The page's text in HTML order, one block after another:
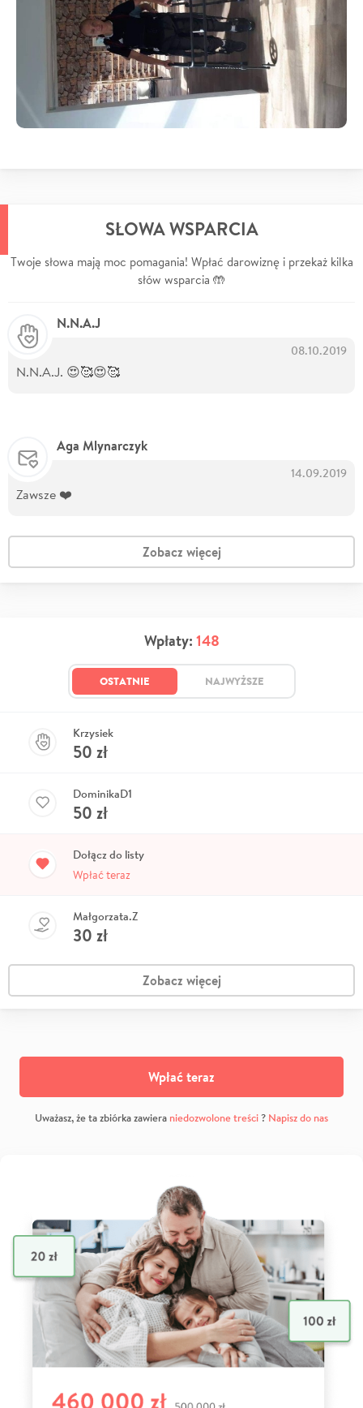
SŁOWA WSPARCIA
Twoje słowa mają moc pomagania! Wpłać darowiznę i przekaż kilka
słów wsparcia 🤲
N.N.A.J
08.10.2019
N.N.A.J. 😍🥰😍🥰
Aga Mlynarczyk
14.09.2019
Zawsze ❤️
Zobacz więcej
Wpłaty: 148
OSTATNIE NAJWYŻSZE
Krzysiek
50 zł
DominikaD1
50 zł
Dołącz do listy
Wpłać teraz
Małgorzata.Z
30 zł
Zobacz więcej
Wpłać teraz
Uważasz, że ta zbiórka zawiera niedozwolone treści? Napisz do nas